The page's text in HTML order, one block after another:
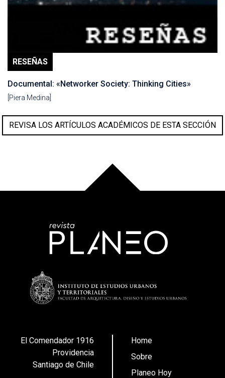
RESEÑAS
Documental: «Networker Society: Thinking Cities»
[Piera Medina]
REVISA LOS ARTÍCULOS ACADÉMICOS DE ESTA SECCIÓN
El Comendador 1916
Providencia
Santiago de Chile
Home
Sobre
Planeo Hoy